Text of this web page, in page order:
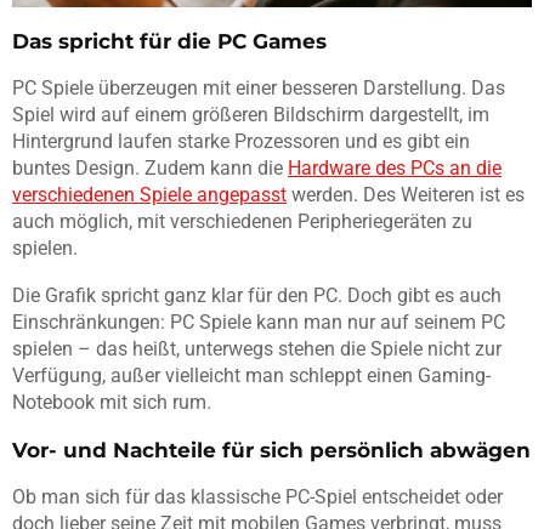
Das spricht für die PC Games
PC Spiele überzeugen mit einer besseren Darstellung. Das
Spiel wird auf einem größeren Bildschirm dargestellt, im
Hintergrund laufen starke Prozessoren und es gibt ein
buntes Design. Zudem kann die Hardware des PCs an die
verschiedenen Spiele angepasst werden. Des Weiteren ist es
auch möglich, mit verschiedenen Peripheriegeräten zu
spielen.
Die Grafik spricht ganz klar für den PC. Doch gibt es auch
Einschränkungen: PC Spiele kann man nur auf seinem PC
spielen – das heißt, unterwegs stehen die Spiele nicht zur
Verfügung, außer vielleicht man schleppt einen Gaming-
Notebook mit sich rum.
Vor- und Nachteile für sich persönlich abwägen
Ob man sich für das klassische PC-Spiel entscheidet oder
doch lieber seine Zeit mit mobilen Games verbringt, muss